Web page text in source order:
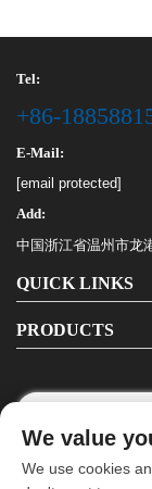
Tel:
+86-
E-Mail:
[email protected]
Add:
中国浙江省温州市龙
QUICK LINKS
PRODUCTS
We value
We use cookies